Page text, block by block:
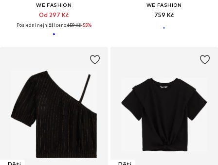
WE FASHION
Od 297 Kč
Poslední nejnižší cena:659 Kč-55%
WE FASHION
759 Kč